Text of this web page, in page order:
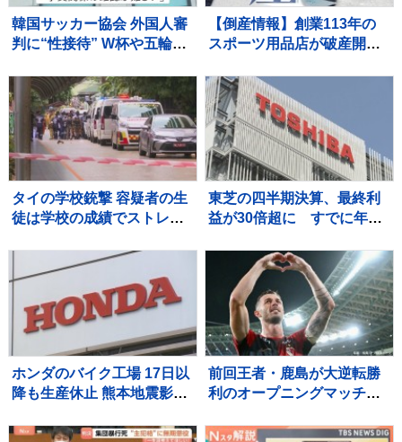
韓国サッカー協会 外国人審
判に“性接待” W杯や五輪の
で10人余に対し JNN報告書
入手
【倒産情報】創業113年の
スポーツ用品店が破産開始
超える売上高も…大手との
競争やコロナ禍の影響で赤
字に 福井市 【東京商工リサ
ーチ】
タイの学校銃撃 容疑者の生
徒は学校の成績でストレス
東芝の四半期決算、最終利
益が30倍超に すでに年間
ホンダのバイク工場 17日以
降も生産休止 熊本地震影響
前回王者・鹿島が大逆転勝
利のオープニングマッチ！
ル、超満員の会場が沸い